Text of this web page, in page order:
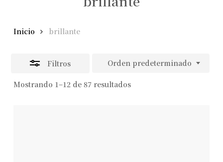
Inicio brillante
Filtros
Mostrando 1–12 de 87 resultados
Orden predeterminado